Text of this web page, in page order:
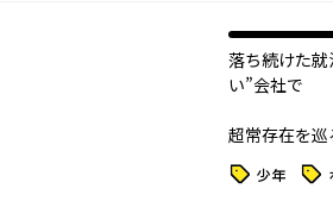
落ち続けた
い”会社で――
超常存在を
タグ 少年 タグ